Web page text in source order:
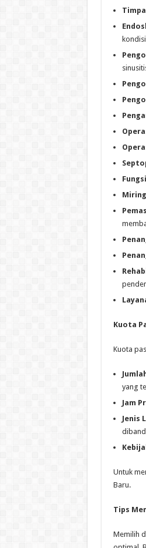
Kuota
Kuota
yang
Jam
Jenis
Untuk
Baru.
Tips
Memilih